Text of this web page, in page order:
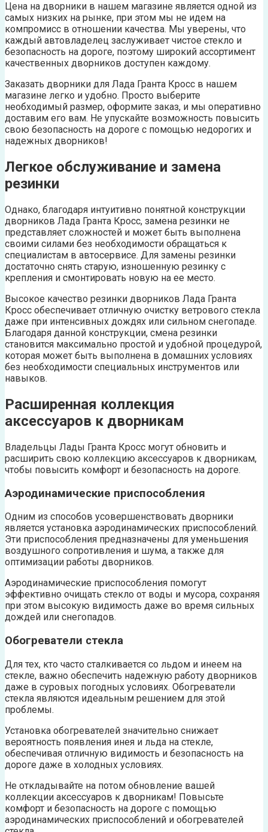
Цена на дворники в нашем магазине является одной из
самых низких на рынке, при этом мы не идем на
компромисс в отношении качества. Мы уверены, что
каждый автовладелец заслуживает чистое стекло и
безопасность на дороге, поэтому широкий ассортимент
качественных дворников доступен каждому.
Заказать дворники для Лада Гранта Кросс в нашем
магазине легко и удобно. Просто выберите
необходимый размер, оформите заказ, и мы оперативно
доставим его вам. Не упускайте возможность повысить
свою безопасность на дороге с помощью недорогих и
надежных дворников!
Легкое обслуживание и замена
резинки
Однако, благодаря интуитивно понятной конструкции
дворников Лада Гранта Кросс, замена резинки не
представляет сложностей и может быть выполнена
своими силами без необходимости обращаться к
специалистам в автосервисе. Для замены резинки
достаточно снять старую, изношенную резинку с
крепления и смонтировать новую на ее место.
Высокое качество резинки дворников Лада Гранта
Кросс обеспечивает отличную очистку ветрового стекла
даже при интенсивных дождях или сильном снегопаде.
Благодаря данной конструкции, смена резинки
становится максимально простой и удобной процедурой,
которая может быть выполнена в домашних условиях
без необходимости специальных инструментов или
навыков.
Расширенная коллекция
аксессуаров к дворникам
Владельцы Лады Гранта Кросс могут обновить и
расширить свою коллекцию аксессуаров к дворникам,
чтобы повысить комфорт и безопасность на дороге.
Аэродинамические приспособления
Одним из способов усовершенствовать дворники
является установка аэродинамических приспособлений.
Эти приспособления предназначены для уменьшения
воздушного сопротивления и шума, а также для
оптимизации работы дворников.
Аэродинамические приспособления помогут
эффективно очищать стекло от воды и мусора, сохраняя
при этом высокую видимость даже во время сильных
дождей или снегопадов.
Обогреватели стекла
Для тех, кто часто сталкивается со льдом и инеем на
стекле, важно обеспечить надежную работу дворников
даже в суровых погодных условиях. Обогреватели
стекла являются идеальным решением для этой
проблемы.
Установка обогревателей значительно снижает
вероятность появления инея и льда на стекле,
обеспечивая отличную видимость и безопасность на
дороге даже в холодных условиях.
Не откладывайте на потом обновление вашей
коллекции аксессуаров к дворникам! Повысьте
комфорт и безопасность на дороге с помощью
аэродинамических приспособлений и обогревателей